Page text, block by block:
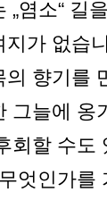
„염소“ 길
지가 없습
향기를
그늘에 옹
회할 수도
엇인가를